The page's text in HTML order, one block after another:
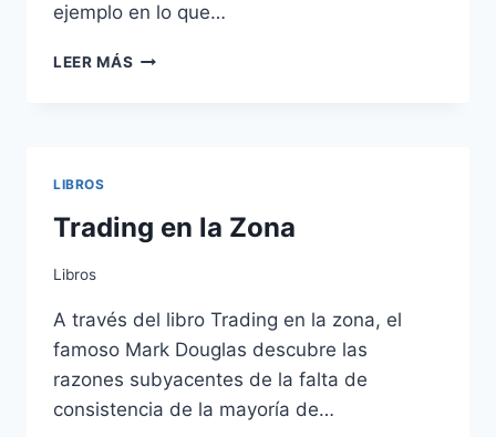
ejemplo en lo que…
LEER MÁS EBOOK
LIBROS
Trading en la Zona
Libros
A través del libro Trading en la zona, el
famoso Mark Douglas descubre las
razones subyacentes de la falta de
consistencia de la mayoría de…